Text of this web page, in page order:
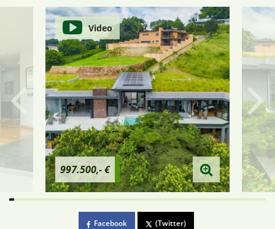
997.500,- €
Video
Facebook (Twitter)